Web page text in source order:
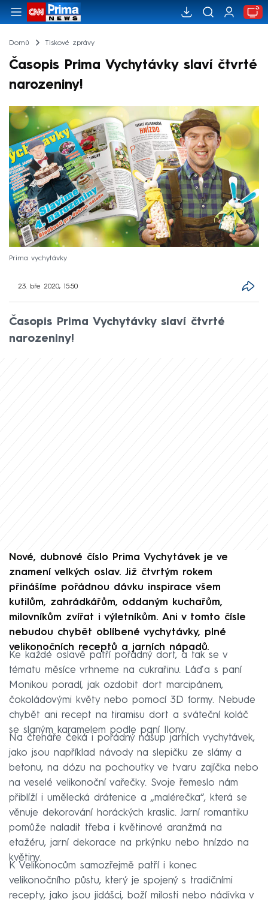
Domů Tiskové zprávy
Časopis Prima Vychytávky slaví čtvrté
narozeniny!
Prima vychytávky
23. bře 2020, 15:50
Časopis Prima Vychytávky slaví čtvrté
narozeniny!
Nové, dubnové číslo Prima Vychytávek je ve
znamení velkých oslav. Již čtvrtým rokem
přinášíme pořádnou dávku inspirace všem
kutilům, zahrádkářům, oddaným kuchařům,
milovníkům zvířat i výletníkům. Ani v tomto čísle
nebudou chybět oblíbené vychytávky, plné
velikonočních receptů a jarních nápadů.
Ke každé oslavě patří pořádný dort, a tak se v
tématu měsíce vrhneme na cukrařinu. Láďa s paní
Monikou poradí, jak ozdobit dort marcipánem,
čokoládovými květy nebo pomocí 3D formy. Nebude
chybět ani recept na tiramisu dort a sváteční koláč
se slaným karamelem podle paní Ilony.
Na čtenáře čeká i pořádný nášup jarních vychytávek,
jako jsou například návody na slepičku ze slámy a
betonu, na dózu na pochoutky ve tvaru zajíčka nebo
na veselé velikonoční vařečky. Svoje řemeslo nám
přiblíží i umělecká drátenice a „malérečka“, která se
věnuje dekorování horáckých kraslic. Jarní romantiku
pomůže naladit třeba i květinové aranžmá na
etažéru, jarní dekorace na prkýnku nebo hnízdo na
květiny.
K Velikonocům samozřejmě patří i konec
velikonočního půstu, který je spojený s tradičními
recepty, jako jsou jidášci, boží milosti nebo nádivka v